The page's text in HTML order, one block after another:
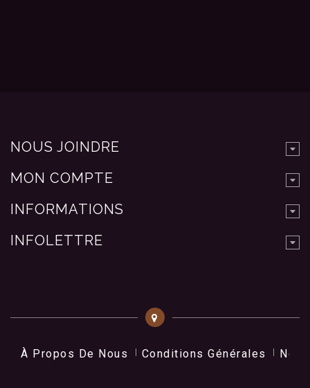
NOUS JOINDRE
MON COMPTE
INFORMATIONS
INFOLETTRE
À Propos De Nous Conditions Générales Nos